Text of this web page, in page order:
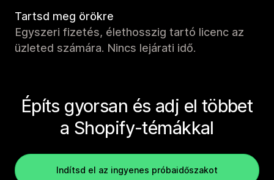
Tartsd meg örökre
Egyszeri fizetés, élethosszig tartó licenc az
üzleted számára. Nincs lejárati idő.
Építs gyorsan és adj el többet
a Shopify-témákkal
Indítsd el az ingyenes próbaidőszakot